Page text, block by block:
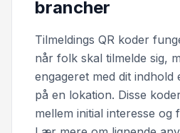
brancher
Tilmeldings QR koder
når folk skal tilmelde sig,
engageret med dit indhold
på en lokation. Disse
mellem initial interesse og